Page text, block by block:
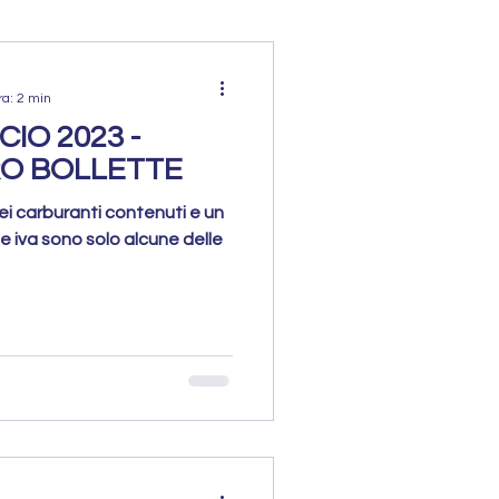
2023 -
BOLLETTE
carburanti contenuti e un
iva sono solo alcune delle
2 min